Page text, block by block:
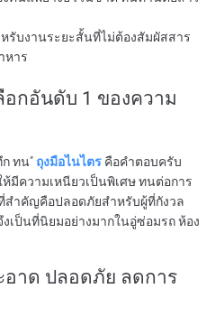
หรับงานระยะสั้นที่ไม่ต้องสัมผัสสาร
หาร
อกอันดับ 1 ของความ
ทน” ถุงมือไนไตร คือคำตอบครับ
มีความเหนียวเป็นพิเศษ ทนต่อการ
สำคัญคือปลอดภัยสำหรับผู้ที่กังวล
เป็นที่นิยมอย่างมากในอู่ซ่อมรถ ห้อง
อาด ปลอดภัย ลดการ